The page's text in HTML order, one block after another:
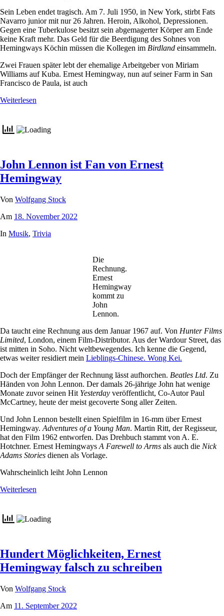
Sein Leben endet tragisch. Am 7. Juli 1950, in New York, stirbt Fats
Navarro junior mit nur 26 Jahren. Heroin, Alkohol, Depressionen.
Gegen eine Tuberkulose besitzt sein abgemagerter Körper am Ende
keine Kraft mehr. Das Geld für die Beerdigung des Sohnes von
Hemingways Köchin müssen die Kollegen im Birdland einsammeln.
Zwei Frauen später lebt der ehemalige Arbeitgeber von Miriam
Williams auf Kuba. Ernest Hemingway, nun auf seiner Farm in San
Francisco de Paula, ist auch
Weiterlesen
John Lennon ist Fan von Ernest
Hemingway
Von Wolfgang Stock
Am 18. November 2022
In Musik, Trivia
Die
Rechnung.
Ernest
Hemingway
kommt zu
John
Lennon.
Da taucht eine Rechnung aus dem Januar 1967 auf. Von Hunter Films
Limited, London, einem Film-Distributor. Aus der Wardour Street, das
ist mitten in Soho. Nicht weltbewegendes. Ich kenne die Gegend,
etwas weiter residiert mein Lieblings-Chinese. Wong Kei.
Doch der Empfänger der Rechnung lässt aufhorchen. Beatles Ltd. Zu
Händen von John Lennon. Der damals 26-jährige John hat wenige
Monate zuvor seinen Hit Yesterday veröffentlicht, Co-Autor Paul
McCartney, heute der meist gecoverte Song aller Zeiten.
Und John Lennon bestellt einen Spielfilm in 16-mm über Ernest
Hemingway. Adventures of a Young Man. Martin Ritt, der Regisseur,
hat den Film 1962 entworfen. Das Drehbuch stammt von A. E.
Hotchner. Ernest Hemingways A Farewell to Arms als auch die Nick
Adams Stories dienen als Vorlage.
Wahrscheinlich leiht John Lennon
Weiterlesen
Hundert Möglichkeiten, Ernest
Hemingway falsch zu schreiben
Von Wolfgang Stock
Am 11. September 2022